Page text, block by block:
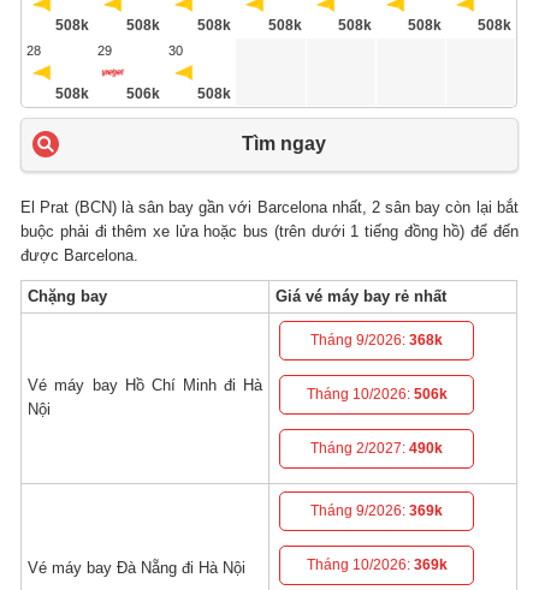
508k 508k 508k 508k 508k 508k 508k
28
508k
29
506k
30
508k
Tìm ngay
El Prat (BCN) là sân bay gần với Barcelona nhất, 2 sân bay còn lại bắt
buộc phải đi thêm xe lửa hoặc bus (trên dưới 1 tiếng đồng hồ) để đến
được Barcelona.
Chặng bay Giá vé máy bay rẻ nhất
Vé máy bay Hồ Chí Minh đi Hà
Nội
Tháng 9/2026:368k
Tháng 10/2026: 506k
Tháng 2/2027:490k
Vé máy bay Đà Nẵng đi Hà Nội
Tháng 9/2026:369k
Tháng 10/2026: 369k